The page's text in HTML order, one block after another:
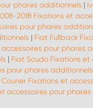
phares additionnels |
2018 Fixations et
pour phares
| Fiat Fullback
pour phares
| Fiat Scudo Fixations
pour phares additionnels
Courier Fixations et
accessoires pour